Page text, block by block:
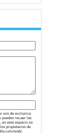
son de exclusiva
pueden recaer las
en este espacio se
propietarios de
web/.